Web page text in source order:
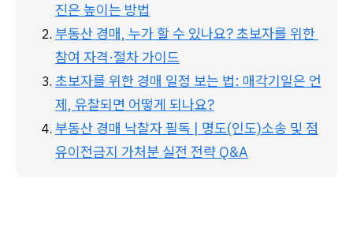
진은 높이는 방법
부동산 경매, 누가 할 수 있나요? 초보자를 위한
참여 자격·절차 가이드
초보자를 위한 경매 일정 보는 법: 매각기일은 언
제, 유찰되면 어떻게 되나요?
부동산 경매 낙찰자 필독 | 명도(인도)소송 및 점
유이전금지 가처분 실전 전략 Q&A